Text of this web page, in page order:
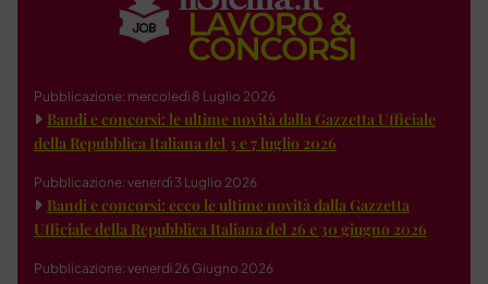
Pubblicazione: mercoledì 8 Luglio 2026
Bandi e concorsi: le ultime novità dalla Gazzetta Ufficiale
della Repubblica Italiana del 3 e 7 luglio 2026
Pubblicazione: venerdì 3 Luglio 2026
Bandi e concorsi: ecco le ultime novità dalla Gazzetta
Ufficiale della Repubblica Italiana del 26 e 30 giugno 2026
Pubblicazione: venerdì 26 Giugno 2026